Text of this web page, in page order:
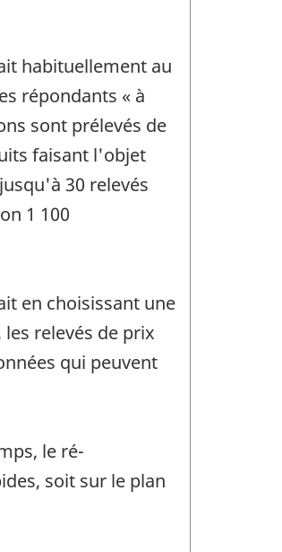
habituellement au
répondants « à
sont prélevés de
faisant l'objet
30 relevés
1 100
en choisissant une
relevés de prix
qui peuvent
le ré-
soit sur le plan